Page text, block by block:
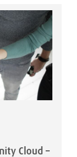
Cloud –